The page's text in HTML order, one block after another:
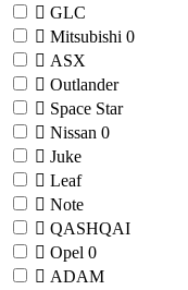
GLC
Mitsubishi 0
ASX
Outlander
Space Star
Nissan 0
Juke
Leaf
Note
QASHQAI
Opel 0
ADAM